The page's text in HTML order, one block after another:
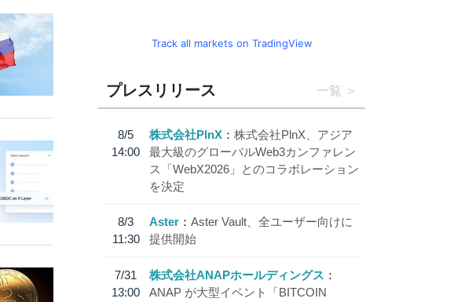
Track all markets on TradingView
プレスリリース 一覧
8/5
14:00
株式会社PlnX
株式会社PlnX、アジア
最大級のグローバルWeb3カンファレン
ス「WebX2026」とのコラボレーション
を決定
8/3
11:30
Aster
Aster Vault、全ユーザー向けに
提供開始
7/31
13:00
株式会社ANAPホールディングス
ANAP が大型イベント「BITCOIN